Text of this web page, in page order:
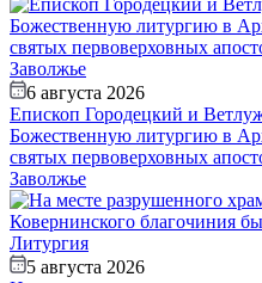
6 августа 2026
Епископ Городецкий и
Божественную литургию в
святых первоверховных
Заволжье
5 августа 2026